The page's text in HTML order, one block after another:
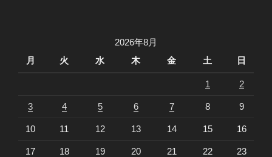
2026年8月
月
火 水 木 金 土 日
1 2
3 4 5 6 7 8 9
10 11 12 13 14 15 16
17 18 19 20 21 22 23